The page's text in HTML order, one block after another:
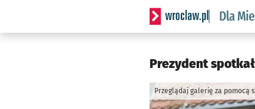
Serwis informacyjny
Prezydent
Przeglądaj galerię za pomocą